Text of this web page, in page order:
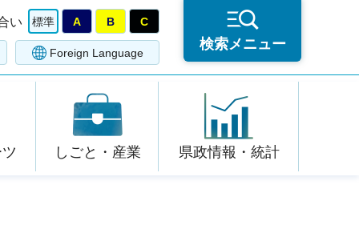
い 標準 A B C
Foreign Language
検索メニュー
しごと・産業 県政情報・統計